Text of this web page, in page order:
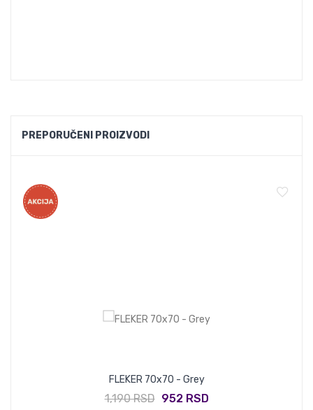
PREPORUČENI PROIZVODI
FLEKER 70x70 - Grey
1,190 RSD 952 RSD